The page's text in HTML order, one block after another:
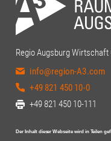
Regio Augsburg
info@region-A3.com
+49 821 450 10-0
+49 821 450 10-111